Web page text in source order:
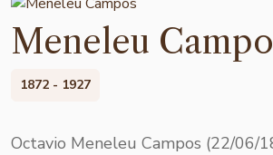
Meneleu
1872 - 1927
Octavio Meneleu Campos (22/06/